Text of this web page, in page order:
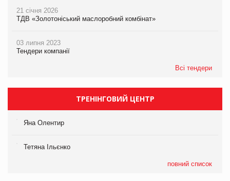
21 січня 2026
ТДВ «Золотоніський маслоробний комбінат»
03 липня 2023
Тендери компанії
Всі тендери
ТРЕНІНГОВИЙ ЦЕНТР
Яна Олентир
Тетяна Ільєнко
повний список